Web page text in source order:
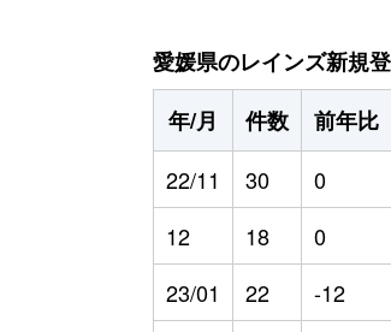
愛媛県のレインズ新規
年/月
件数 前年比
22/11
30 0
12
18 0
23/01
22 -12